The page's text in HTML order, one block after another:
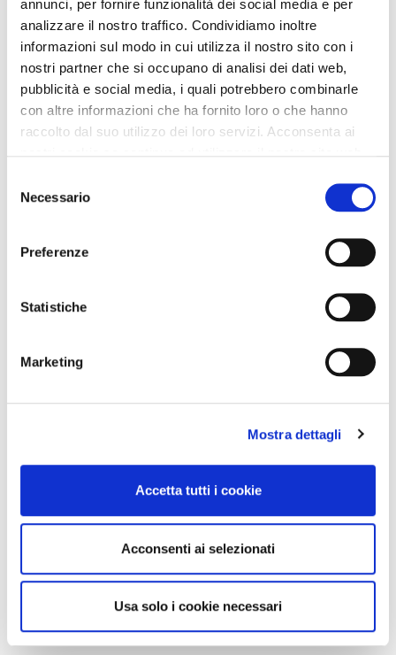
annunci, per fornire funzionalità dei social media e per
analizzare il nostro traffico. Condividiamo inoltre
informazioni sul modo in cui utilizza il nostro sito con i
nostri partner che si occupano di analisi dei dati web,
pubblicità e social media, i quali potrebbero combinarle
con altre informazioni che ha fornito loro o che hanno
raccolto dal suo utilizzo dei loro servizi. Acconsenta ai
delNecessario
Preferenze
Statistiche
Marketing
Mostra dettagli
Accetta tutti i cookie
Acconsenti ai selezionati
Usa solo i cookie necessari